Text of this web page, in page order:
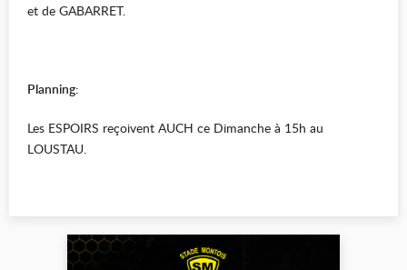
et de GABARRET.
Planning:
Les ESPOIRS reçoivent AUCH ce Dimanche à 15h au
LOUSTAU.